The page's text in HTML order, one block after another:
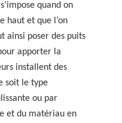
quand on
haut et que l’on
ainsi poser des puits
apporter la
installent des
soit le type
ou par
et du matériau en